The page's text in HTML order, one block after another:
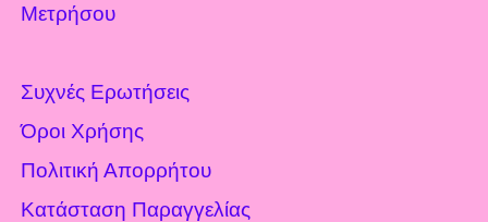
Μετρήσου
Συχνές Ερωτήσεις
Όροι Χρήσης
Πολιτική Απορρήτου
Κατάσταση Παραγγελίας